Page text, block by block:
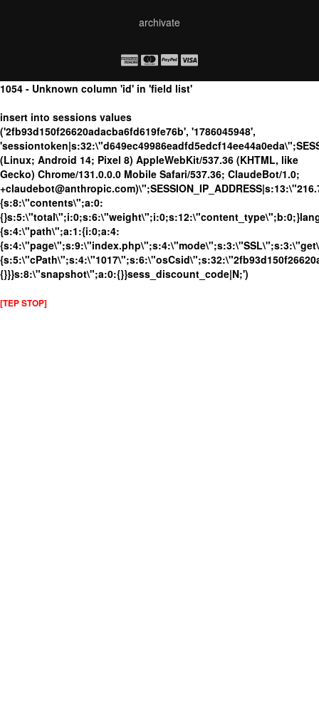
archivate
1054 - Unknown column 'id' in 'field list'
insert into sessions values
('2fb93d150f26620adacba6fd619fe76b', '1786045948',
(Linux; Android 14; Pixel 8) AppleWebKit/537.36 (KHTML, like
Gecko) Chrome/131.0.0.0 Mobile Safari/537.36; ClaudeBot/1.0;
{s:8:\"contents\";a:0:
{s:4:\"path\";a:1:{i:0;a:4:
{}}}s:8:\"snapshot\";a:0:{}}sess_discount_code|N;')
[TEP STOP]